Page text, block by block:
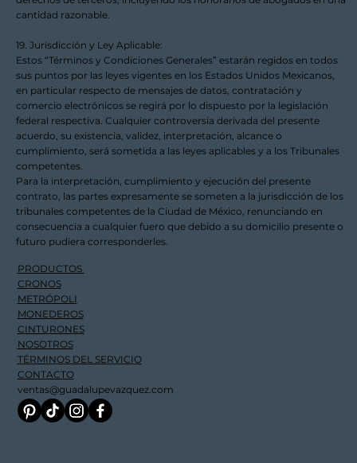
cantidad razonable.
19. Jurisdicción y Ley Aplicable:
Estos “Términos y Condiciones Generales” estarán regidos en todos
sus puntos por las leyes vigentes en los Estados Unidos Mexicanos,
en particular respecto de mensajes de datos, contratación y
comercio electrónicos se regirá por lo dispuesto por la legislación
federal respectiva. Cualquier controversia derivada del presente
acuerdo, su existencia, validez, interpretación, alcance o
cumplimiento, será sometida a las leyes aplicables y a los Tribunales
competentes.
Para la interpretación, cumplimiento y ejecución del presente
contrato, las partes expresamente se someten a la jurisdicción de los
tribunales competentes de la Ciudad de México, renunciando en
consecuencia a cualquier fuero que debido a su domicilio presente o
futuro pudiera corresponderles.
PRODUCTOS
CRONOS
METRÓPOLI
MONEDEROS
CINTURONES
NOSOTROS
TÉRMINOS DEL SERVICIO
CONTACTO
ventas@guadalupevazquez.com